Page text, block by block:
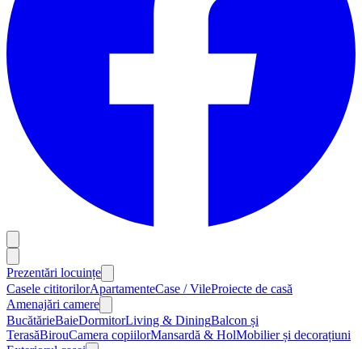
Prezentări locuințe
Casele cititorilorApartamenteCase / VileProiecte de casă
Amenajări camere
BucătărieBaieDormitorLiving & DiningBalcon și
TerasăBirouCamera copiilorMansardă & HolMobilier și decorațiuni